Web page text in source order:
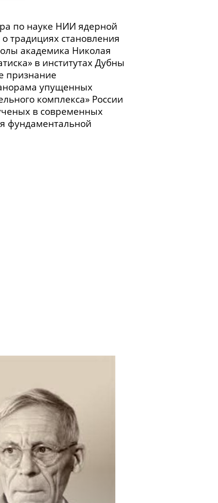
по науке НИИ ядерной
становления
академика Николая
в институтах Дубны
признание
упущенных
комплекса» России
в современных
фундаментальной